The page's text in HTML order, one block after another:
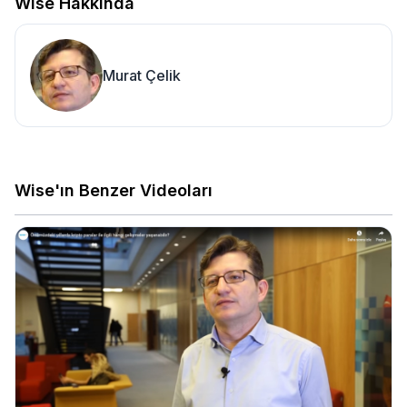
Murat Çelik
Wise'ın Benzer Videoları